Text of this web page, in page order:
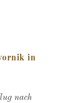
in
nach